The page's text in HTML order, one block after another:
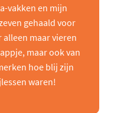
vakken en mijn
gehaald voor
maar vieren
maar ook van
hoe blij zijn
waren!